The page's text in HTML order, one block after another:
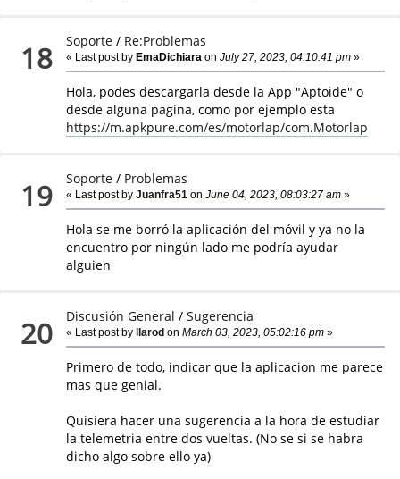
18 Soporte / Re:Problemas
« Last post by EmaDichiaraon July 27, 2023, 04:10:41 pm »
Hola, podes descargarla desde la App "Aptoide" o
desde alguna pagina, como por ejemplo esta
https://m.apkpure.com/es/motorlap/com.Motorlap
19 Soporte / Problemas
« Last post byJuanfra51 on June 04, 2023, 08:03:27 am »
Hola se me borró la aplicación del móvil y ya no la
encuentro por ningún lado me podría ayudar
alguien
20 Discusión General /Sugerencia
« Last post by llarod on March 03, 2023, 05:02:16 pm »
Primero de todo, indicar que la aplicacion me parece
mas que genial.
Quisiera hacer una sugerencia a la hora de estudiar
la telemetria entre dos vueltas. (No se si se habra
dicho algo sobre ello ya)